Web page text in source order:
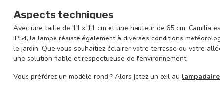
Aspects techniques
Avec une taille de 11 x 11 cm et une hauteur de 65 cm, Camilia
IP54, la lampe résiste également à diverses conditions
le jardin. Que vous souhaitiez éclairer votre terrasse ou votre
une solution fiable et respectueuse de l'environnement.
Vous préférez un modèle rond ? Alors jetez un œil au